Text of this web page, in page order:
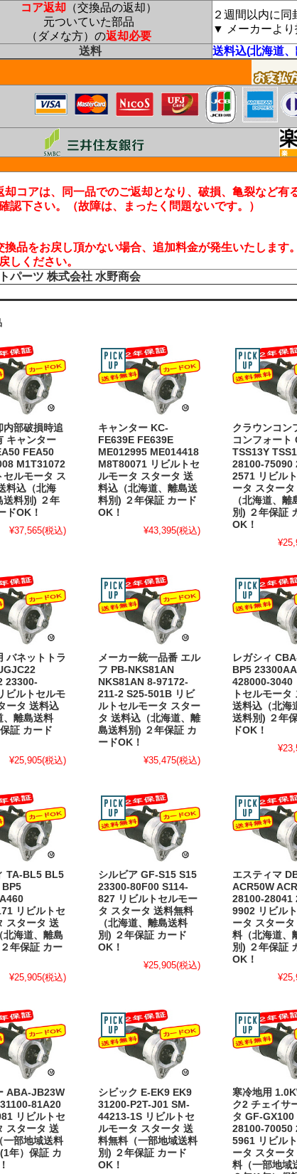
コア返却（交換品の返却）
元ついていた部品
（ダメな方）の返却必要
２週間以内に同
▼ メーカーより
送料
送料込(北海道、
却コアは、同一品でのご返却となり、破損、亀裂など有
認下さい。（故障は、まったく問題ないです。）
換品をお戻し頂かない場合、追加料金が発生いたしま
しください。
パーツ 株式会社 水野商会
内部破損時追
キャンター
FEA50
M1T31072
セルモータ ス
料込（北海
送料別) ２年
ドOK！
¥37,565(税込)
キャンター KC-
FE639E FE639E
ME012995 ME014418
M8T80071 リビルトセ
ルモータ スタータ 送
料込（北海道、離島送
料別) ２年保証 カード
OK！
¥43,395(税込)
クラウンコン
コンフォート
TSS13Y
28100-75090
2571 リビル
ータ スター
（北海道、離
別) ２年保証
OK！
バネットトラ
23300-
ビルトセルモ
ータ 送料込
、離島送料
証 カード
¥25,905(税込)
メーカー統一品番 エル
フ PB-NKS81AN
NKS81AN 8-97172-
211-2 S25-501B リビ
ルトセルモータ スター
タ 送料込（北海道、離
島送料別) ２年保証 カ
ードOK！
¥35,475(税込)
レガシィ
BP5
428000-3040
トセルモータ
送料込（北海
送料別) ２年
ドOK！
TA-BL5 BL5
BP5
リビルトセ
スタータ 送
北海道、離島
年保証 カー
¥25,905(税込)
シルビア GF-S15 S15
23300-80F00 S114-
827 リビルトセルモー
タ スタータ 送料無料
（北海道、離島送料
別) ２年保証 カード
OK！
¥25,905(税込)
エスティマ
ACR50W
28100-28041
9902 リビル
ータ スター
料（北海道、
別) ２年保証
OK！
ABA-JB23W
81A20
リビルトセ
スタータ 送
一部地域送料
年）保証 カ
シビック E-EK9 EK9
31200-P2T-J01 SM-
44213-1S リビルトセ
ルモータ スタータ 送
料無料（一部地域送料
別) ２年保証 カード
OK！
寒冷地用
ク2 チェイサ
タ GF-GX100
28100-70050
5961 リビル
ータ スター
料（一部地域